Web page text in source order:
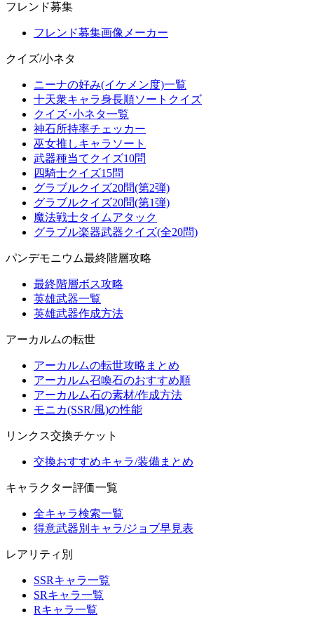
フレンド募集
フレンド募集画像メーカー
クイズ/小ネタ
ニーナの好み(イケメン度)一覧
十天衆キャラ身長順ソートクイズ
クイズ･小ネタ一覧
神石所持率チェッカー
巫女推しキャラソート
武器種当てクイズ10問
四騎士クイズ15問
グラブルクイズ20問(第2弾)
グラブルクイズ20問(第1弾)
魔法戦士タイムアタック
グラブル楽器武器クイズ(全20問)
パンデモニウム最終階層攻略
最終階層ボス攻略
英雄武器一覧
英雄武器作成方法
アーカルムの転世
アーカルムの転世攻略まとめ
アーカルム召喚石のおすすめ順
アーカルム石の素材/作成方法
モニカ(SSR/風)の性能
リンクス交換チケット
交換おすすめキャラ/装備まとめ
キャラクター評価一覧
全キャラ検索一覧
得意武器別キャラ/ジョブ早見表
レアリティ別
SSRキャラ一覧
SRキャラ一覧
Rキャラ一覧